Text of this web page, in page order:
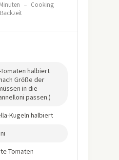
– Cooking
halbiert
Größe der
in die
passen.)
Kugeln halbiert
Tomaten